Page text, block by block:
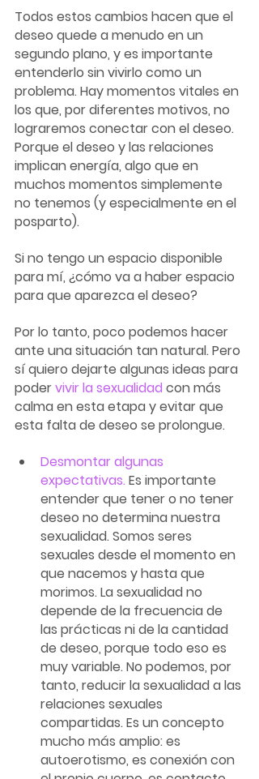
Todos estos cambios hacen que el
deseo quede a menudo en un
segundo plano, y es importante
entenderlo sin vivirlo como un
problema. Hay momentos vitales en
los que, por diferentes motivos, no
lograremos conectar con el deseo.
Porque el deseo y las relaciones
implican energía, algo que en
muchos momentos simplemente
no tenemos (y especialmente en el
posparto).
Si no tengo un espacio disponible
para mí, ¿cómo va a haber espacio
para que aparezca el deseo?
Por lo tanto, poco podemos hacer
ante una situación tan natural. Pero
sí quiero dejarte algunas ideas para
podervivir la sexualidad con más
calma en esta etapa y evitar que
esta falta de deseo se prolongue.
Desmontar algunas
expectativas. Es importante
entender que tener o no tener
deseo no determina nuestra
sexualidad. Somos seres
sexuales desde el momento en
que nacemos y hasta que
morimos. La sexualidad no
depende de la frecuencia de
las prácticas ni de la cantidad
de deseo, porque todo eso es
muy variable. No podemos, por
tanto, reducir la sexualidad a las
relaciones sexuales
compartidas. Es un concepto
mucho más amplio: es
autoerotismo, es conexión con